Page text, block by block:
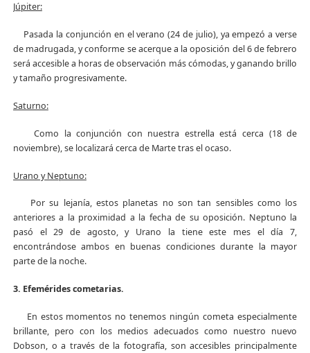
Júpiter:
Pasada la conjunción en el verano (24 de julio), ya empezó a verse
de madrugada, y conforme se acerque a la oposición del 6 de febrero
será accesible a horas de observación más cómodas, y ganando brillo
y tamaño progresivamente.
Saturno:
Como la conjunción con nuestra estrella está cerca (18 de
noviembre), se localizará cerca de Marte tras el ocaso.
Urano y Neptuno:
Por su lejanía, estos planetas no son tan sensibles como los
anteriores a la proximidad a la fecha de su oposición. Neptuno la
pasó el 29 de agosto, y Urano la tiene este mes el día 7,
encontrándose ambos en buenas condiciones durante la mayor
parte de la noche.
3. Efemérides cometarias.
En estos momentos no tenemos ningún cometa especialmente
brillante, pero con los medios adecuados como nuestro nuevo
Dobson, o a través de la fotografía, son accesibles principalmente